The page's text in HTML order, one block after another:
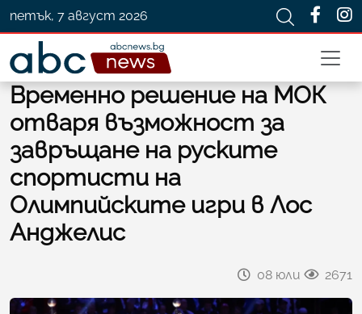
петък, 7 август 2026
Временно решение на МОК
отваря възможност за
завръщане на руските
спортисти на
Олимпийските игри в Лос
Анджелис
08 юли 2671